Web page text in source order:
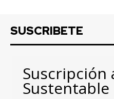
SUSCRIBETE
Suscripción
Sustentable